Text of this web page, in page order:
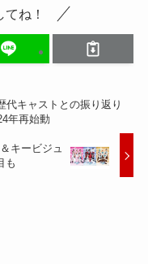
ね！
代キャストとの振り返り
年再始動
キービジュ
も